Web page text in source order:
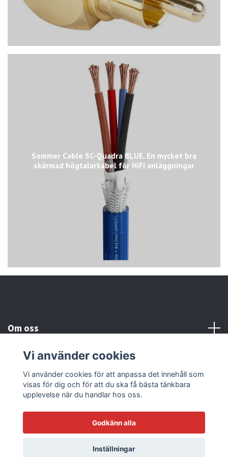
Sommer Cable SC-Quadra BLUE. En mycket bra
skärmad högtalarkabel för HiFI anläggningar
Om oss
Kundtjänst
Läs mer
© 2026 Sonicstore77Powered by Quickbutik
Vi använder cookies
Vi använder cookies för att anpassa det innehåll som
visas för dig och för att du ska få bästa tänkbara
upplevelse när du handlar hos oss.
Godkänn alla
Inställningar